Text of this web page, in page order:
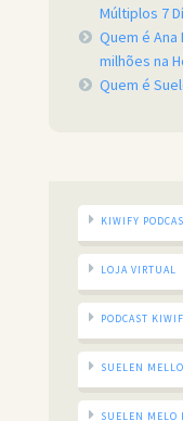
Múltiplos 7
Quem é
milhões na
Quem é
KIWIFY
LOJA VIRTUAL
PODCAST
SUELEN
SUELEN MELO